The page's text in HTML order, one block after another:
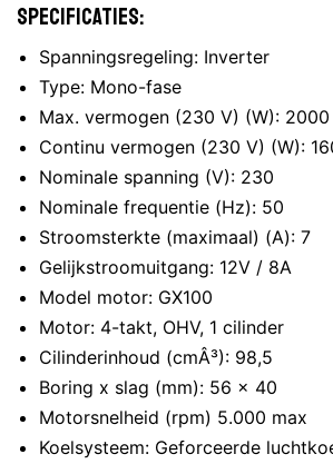
Specificaties:
Spanningsregeling: Inverter
Type: Mono-fase
Max. vermogen (230 V) (W): 2000
Continu vermogen (230 V) (W):
Nominale spanning (V): 230
Nominale frequentie (Hz): 50
Stroomsterkte (maximaal) (A): 7
Gelijkstroomuitgang: 12V / 8A
Model motor: GX100
Motor: 4-takt, OHV, 1 cilinder
Cilinderinhoud (cmÂ³): 98,5
Boring x slag (mm): 56 x 40
Motorsnelheid (rpm) 5.000 max
Koelsysteem: Geforceerde